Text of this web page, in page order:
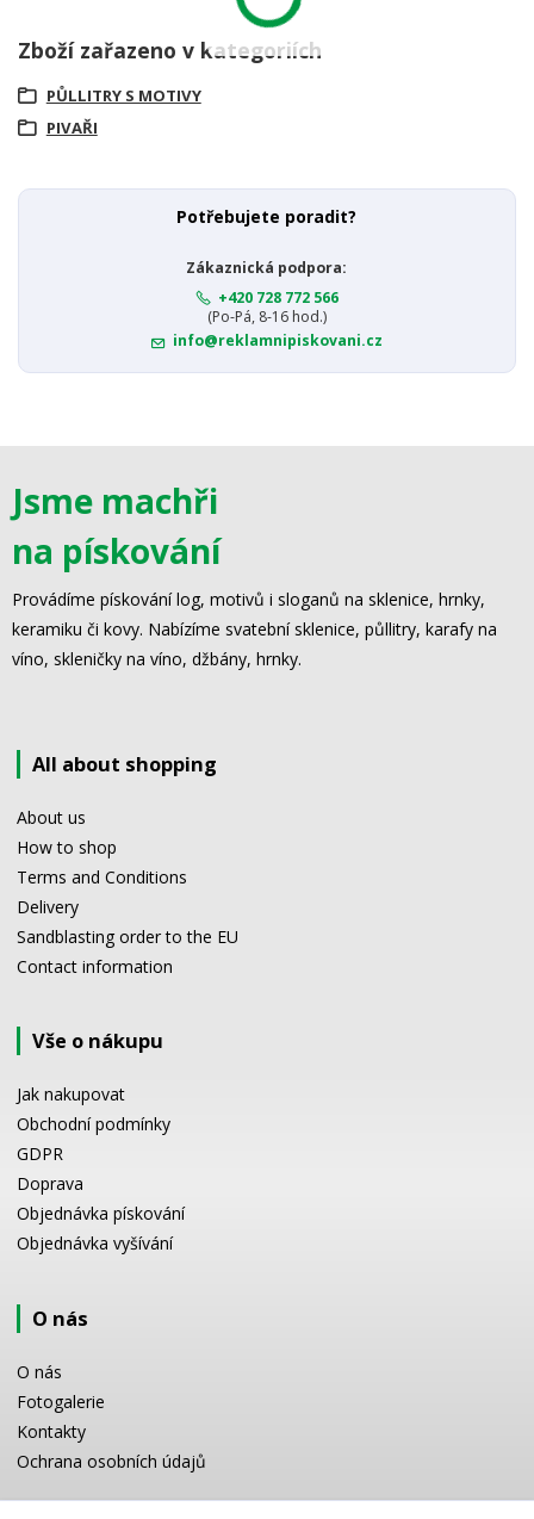
Zboží zařazeno v kategoriích
PŮLLITRY S MOTIVY
PIVAŘI
Potřebujete poradit?
Zákaznická podpora:
+420 728 772 566
(Po-Pá, 8-16 hod.)
info@reklamnipiskovani.cz
Jsme machři
na pískování
Provádíme pískování log, motivů i sloganů na sklenice, hrnky,
keramiku či kovy. Nabízíme svatební sklenice, půllitry, karafy na
víno, skleničky na víno, džbány, hrnky.
All about shopping
About us
How to shop
Terms and Conditions
Delivery
Sandblasting order to the EU
Contact information
Vše o nákupu
Jak nakupovat
Obchodní podmínky
GDPR
Doprava
Objednávka pískování
Objednávka vyšívání
O nás
O nás
Fotogalerie
Kontakty
Ochrana osobních údajů